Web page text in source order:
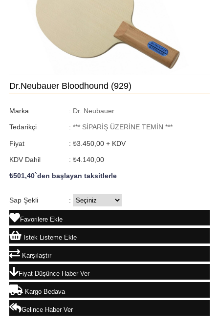
Dr.Neubauer Bloodhound (929)
Marka : Dr. Neubauer
Tedarikçi : *** SİPARİŞ ÜZERİNE TEMİN ***
Fiyat : ₺3.450,00+ KDV
KDV Dahil : ₺4.140,00
₺501,40`den başlayan taksitlerle
Sap Şekli :
Favorilere Ekle
İstek Listeme Ekle
Karşılaştır
Fiyat Düşünce Haber Ver
Kargo Bedava
Gelince Haber Ver